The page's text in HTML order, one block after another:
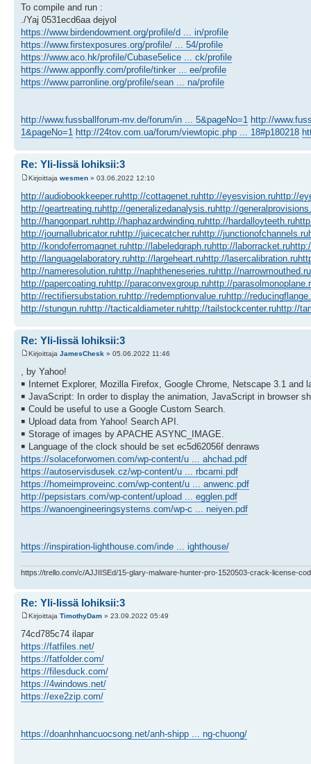
To compile and run :
./Yaj 0531ecd6aa dejyol
https://www.birdendowment.org/profile/d ... in/profile
https://www.firstexposures.org/profile/ ... 54/profile
https://www.aco.hk/profile/Cubase5elice ... ck/profile
https://www.apponfly.com/profile/tinker ... ee/profile
https://www.parronline.org/profile/sean ... na/profile
http://www.fussballforum-mv.de/forum/in ... 5&pageNo=1 http://
1&pageNo=1 http://24tov.com.ua/forum/viewtopic.php ... 18#p180218
Re: Yli-Iissä lohiksii:3
Kirjoittaja wesmen » 03.06.2022 12:10
http://audiobookkeeper.ruhttp://cottagenet.ruhttp://eyesvision.ruhttp://
http://geartreating.ruhttp://generalizedanalysis.ruhttp://
http://hangonpart.ruhttp://haphazardwinding.ruhttp://hardalloyteeth.ru
http://journallubricator.ruhttp://juicecatcher.ruhttp://junctionofchannels.ru
http://kondoferromagnet.ruhttp://labeledgraph.ruhttp://laborracket.ru
http://languagelaboratory.ruhttp://largeheart.ruhttp://lasercalibration.ru
http://nameresolution.ruhttp://naphtheneseries.ruhttp://narrowmouthed.ru
http://papercoating.ruhttp://paraconvexgroup.ruhttp://
http://rectifiersubstation.ruhttp://redemptionvalue.ruhttp://
http://stungun.ruhttp://tacticaldiameter.ruhttp://tailstockcenter.ruhttp://
Re: Yli-Iissä lohiksii:3
Kirjoittaja JamesChesk » 05.06.2022 11:46
, by Yahoo!
￭ Internet Explorer, Mozilla Firefox, Google Chrome, Netscape 3.1 and
￭ JavaScript: In order to display the animation, JavaScript in browser
￭ Could be useful to use a Google Custom Search.
￭ Upload data from Yahoo! Search API.
￭ Storage of images by APACHE ASYNC_IMAGE.
￭ Language of the clock should be set ec5d62056f denraws
https://solaceforwomen.com/wp-content/u ... ahchad.pdf
https://autoservisdusek.cz/wp-content/u ... rbcami.pdf
https://homeimproveinc.com/wp-content/u ... anwenc.pdf
http://pepsistars.com/wp-content/upload ... egglen.pdf
https://wanoengineeringsystems.com/wp-c ... neiyen.pdf
https://inspiration-lighthouse.com/inde ... ighthouse/
https://trello.com/c/AJJIISEd/15-glary-malware-hunter-pro-1520503-crack-license-
Re: Yli-Iissä lohiksii:3
Kirjoittaja TimothyDam » 23.09.2022 05:49
74cd785c74 ilapar
https://fatfiles.net/
https://fatfolder.com/
https://filesduck.com/
https://4windows.net/
https://exe2zip.com/
https://doanhnhancuocsong.net/anh-shipp ... ng-chuong/